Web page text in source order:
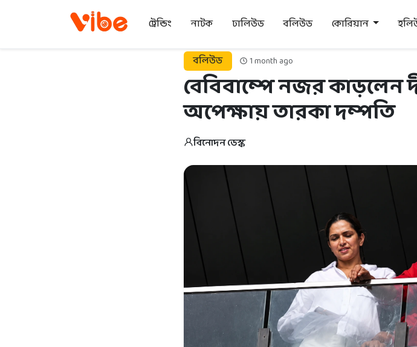
ট্রেন্ডিং নাটক ঢালিউড বলিউড কোরিয়ান
বলিউড
1 month ago
বেবিবাম্পে নজর কাড়লেন
অপেক্ষায় তারকা দম্পতি
বিনোদন ডেস্ক